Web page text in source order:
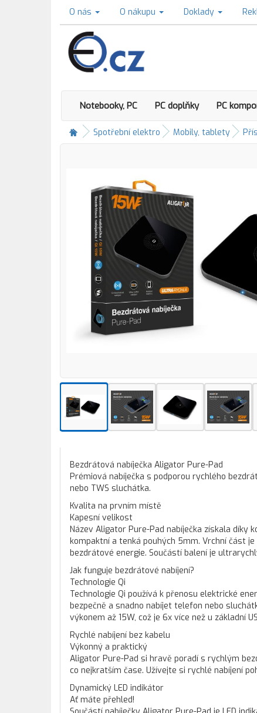
O nás O nákupu Doklady
Notebooky, PC PC doplňky PC
Spotřební elektro Mobily, tablety
Bezdrátová nabíječka Aligator Pure-Pad
Prémiová nabíječka s podporou rychlého
nebo TWS sluchátka.
Kvalita na prvním místě
Kapesní velikost
Název Aligator Pure-Pad nabíječka získala díky
kompaktní a tenká pouhých 5mm. Vrchní část
bezdrátové energie. Součástí balení je
Jak funguje bezdrátové nabíjení?
Technologie Qi
Technologie Qi používá k přenosu elektrické
bezpečně a snadno nabíjet telefon nebo
výkonem až 15W, což je 6x více než u základní
Rychlé nabíjení bez kabelu
Výkonný a praktický
Aligator Pure-Pad si hravě poradí s rychlým
co nejkratším čase. Užívejte si rychlé nabíjení
Dynamický LED indikátor
Ať máte přehled!